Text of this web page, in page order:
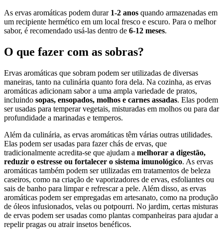
As ervas aromáticas podem durar 1-2 anos quando armazenadas em
um recipiente hermético em um local fresco e escuro. Para o melhor
sabor, é recomendado usá-las dentro de 6-12 meses.
O que fazer com as sobras?
Ervas aromáticas que sobram podem ser utilizadas de diversas
maneiras, tanto na culinária quanto fora dela. Na cozinha, as ervas
aromáticas adicionam sabor a uma ampla variedade de pratos,
incluindo sopas, ensopados, molhos e carnes assadas. Elas podem
ser usadas para temperar vegetais, misturadas em molhos ou para dar
profundidade a marinadas e temperos.
Além da culinária, as ervas aromáticas têm várias outras utilidades.
Elas podem ser usadas para fazer chás de ervas, que
tradicionalmente acredita-se que ajudam a melhorar a digestão,
reduzir o estresse ou fortalecer o sistema imunológico. As ervas
aromáticas também podem ser utilizadas em tratamentos de beleza
caseiros, como na criação de vaporizadores de ervas, esfoliantes ou
sais de banho para limpar e refrescar a pele. Além disso, as ervas
aromáticas podem ser empregadas em artesanato, como na produção
de óleos infusionados, velas ou potpourri. No jardim, certas misturas
de ervas podem ser usadas como plantas companheiras para ajudar a
repelir pragas ou atrair insetos benéficos.